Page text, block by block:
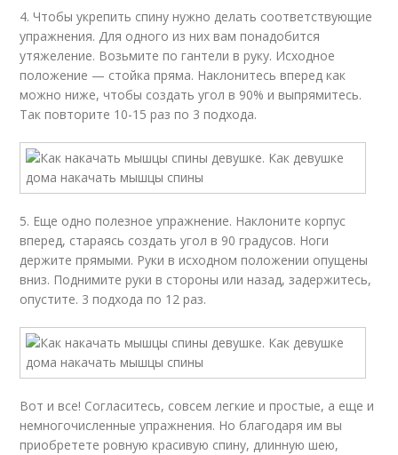
4. Чтобы укрепить спину нужно делать соответствующие
упражнения. Для одного из них вам понадобится
утяжеление. Возьмите по гантели в руку. Исходное
положение — стойка пряма. Наклонитесь вперед как
можно ниже, чтобы создать угол в 90% и выпрямитесь.
Так повторите 10-15 раз по 3 подхода.
5. Еще одно полезное упражнение. Наклоните корпус
вперед, стараясь создать угол в 90 градусов. Ноги
держите прямыми. Руки в исходном положении опущены
вниз. Поднимите руки в стороны или назад, задержитесь,
опустите. 3 подхода по 12 раз.
Вот и все! Согласитесь, совсем легкие и простые, а еще и
немногочисленные упражнения. Но благодаря им вы
приобретете ровную красивую спину, длинную шею,